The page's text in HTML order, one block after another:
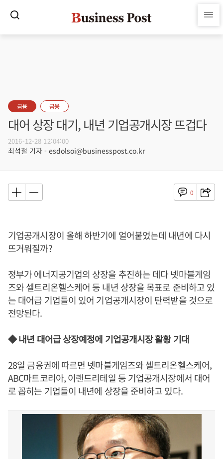
금융 금융
대어 상장 대기, 내년 기업공개시장 뜨겁다
2016-12-28 12:04:00
최석철 기자 - esdolsoi@businesspost.co.kr
0
기업공개시장이 올해 하반기에 얼어붙었는데 내년에 다시
뜨거워질까?
정부가 에너지공기업의 상장을 추진하는 데다 넷마블게임
즈와 셀트리온헬스케어 등 내년 상장을 목표로 준비하고 있
는 대어급 기업들이 있어 기업공개시장이 탄력받을 것으로
전망된다.
◆ 내년 대어급 상장예정에 기업공개시장 활황 기대
28일 금융권에 따르면 넷마블게임즈와 셀트리온헬스케어,
ABC마트코리아, 이랜드리테일 등 기업공개시장에서 대어
로 꼽히는 기업들이 내년에 상장을 준비하고 있다.